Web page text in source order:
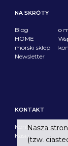
Nasza
(tzw.
NA SKRÓTY
Blog
HOME
morski sklep
Newsletter
o
KONTAKT
Kontaktujcie się
Kasia